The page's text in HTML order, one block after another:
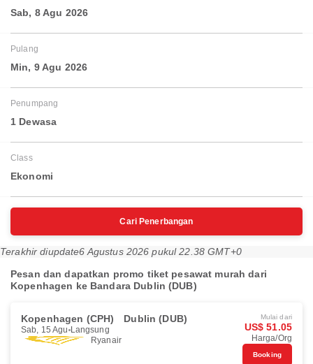
Sab, 8 Agu 2026
Pulang
Min, 9 Agu 2026
Penumpang
1 Dewasa
Class
Ekonomi
Cari Penerbangan
Terakhir diupdate6 Agustus 2026 pukul 22.38 GMT+0
Pesan dan dapatkan promo tiket pesawat murah dari
Kopenhagen ke Bandara Dublin (DUB)
Kopenhagen (CPH) Dublin (DUB)
Sab, 15 Agu Langsung
Ryanair
Mulai dari
US$ 51.05
Harga/Org
Booking